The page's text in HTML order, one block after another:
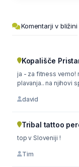
Komentarji v bližini
Kopališče
ja - za fitness vemo!
plavanja.. na njihovi
david
Tribal tattoo
top v Sloveniji !
Tim